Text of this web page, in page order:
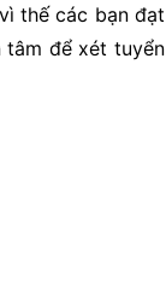
thế các bạn đạt
tâm để xét tuyển